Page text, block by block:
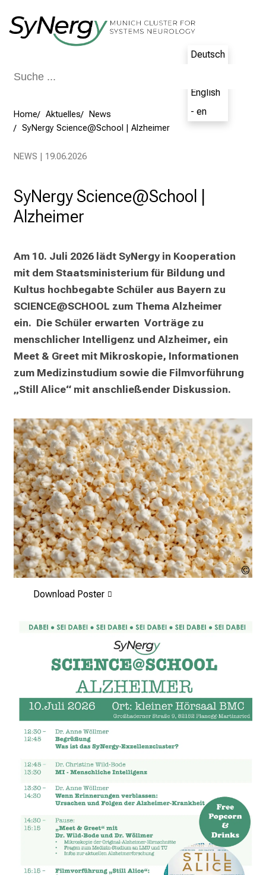
Deutsch
English
- en
Home Aktuelles
News
SyNergy Science@School | Alzheimer
NEWS | 19.06.2026
SyNergy Science@School |
Alzheimer
Am 10. Juli 2026 lädt SyNergy in Kooperation
mit dem Staatsministerium für Bildung und
Kultus hochbegabte Schüler aus Bayern zu
SCIENCE@SCHOOL zum Thema Alzheimer
ein.  Die Schüler erwarten  Vorträge zu
menschlicher Intelligenz und Alzheimer, ein
Meet & Greet mit Mikroskopie, Informationen
zum Medizinstudium sowie die Filmvorführung
„Still Alice“ mit anschließender Diskussion.
Download Poster